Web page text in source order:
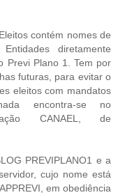
contém nomes de
diretamente
Previ Plano 1. Tem por
futuras, para evitar o
eleitos com mandatos
encontra-se no
CANAEL, de
PREVIPLANO1 e a
cujo nome está
em obediência